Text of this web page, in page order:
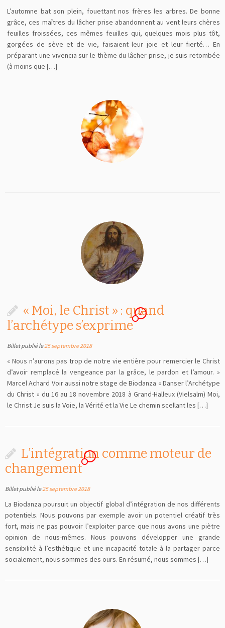
L’automne bat son plein, fouettant nos frères les arbres. De bonne
grâce, ces maîtres du lâcher prise abandonnent au vent leurs chères
feuilles froissées, ces mêmes feuilles qui, quelques mois plus tôt,
gorgées de sève et de vie, faisaient leur joie et leur fierté… En
préparant une vivencia sur le thème du lâcher prise, je suis retombée
(à moins que […]
« Moi, le Christ » : quand
l’archétype s’exprime
2
Billet publié le25 septembre 2018
« Nous n’aurons pas trop de notre vie entière pour remercier le Christ
d’avoir remplacé la vengeance par la grâce, le pardon et l’amour. »
Marcel Achard Voir aussi notre stage de Biodanza « Danser l’Archétype
du Christ » du 16 au 18 novembre 2018 à Grand-Halleux (Vielsalm) Moi,
le Christ Je suis la Voie, la Vérité et la Vie Le chemin scellant les […]
L’intégration comme moteur de
changement
1
Billet publié le25 septembre 2018
La Biodanza poursuit un objectif global d’intégration de nos différents
potentiels. Nous pouvons par exemple avoir un potentiel créatif très
fort, mais ne pas pouvoir l’exploiter parce que nous avons une piètre
opinion de nous-mêmes. Nous pouvons développer une grande
sensibilité à l’esthétique et une incapacité totale à la partager parce
socialement, nous sommes des ours. En résumé, nous sommes […]